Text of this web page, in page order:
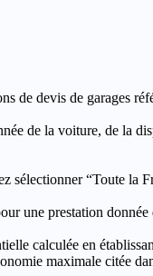
de devis de garages
de la voiture, de la
“Toute la
prestation donnée
calculée en
maximale citée